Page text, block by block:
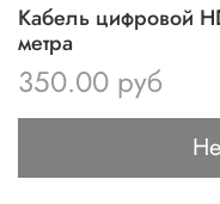
Кабель цифровой
метра
350.00 руб